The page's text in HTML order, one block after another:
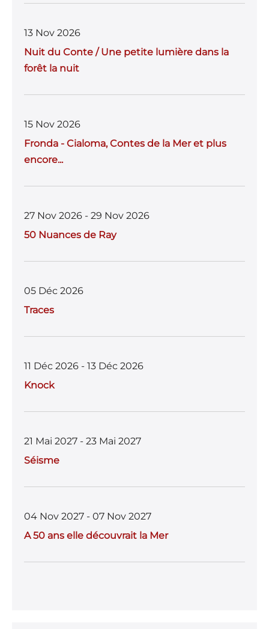
13 Nov 2026
Nuit du Conte / Une petite lumière dans la
forêt la nuit
15 Nov 2026
Fronda - Cialoma, Contes de la Mer et plus
encore...
27 Nov 2026 - 29 Nov 2026
50 Nuances de Ray
05 Déc 2026
Traces
11 Déc 2026 - 13 Déc 2026
Knock
21 Mai 2027 - 23 Mai 2027
Séisme
04 Nov 2027 - 07 Nov 2027
A 50 ans elle découvrait la Mer